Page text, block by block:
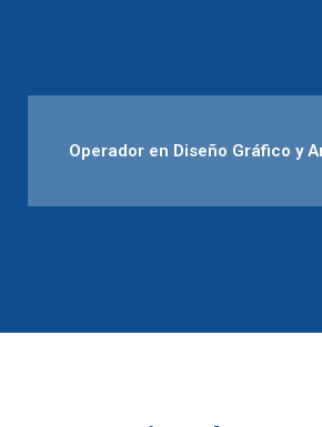
Operador en Diseño Gráfico y